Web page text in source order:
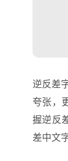
逆反差
夸张，
握逆反
差中文